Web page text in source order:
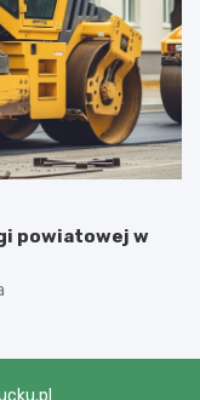
powiatowej w